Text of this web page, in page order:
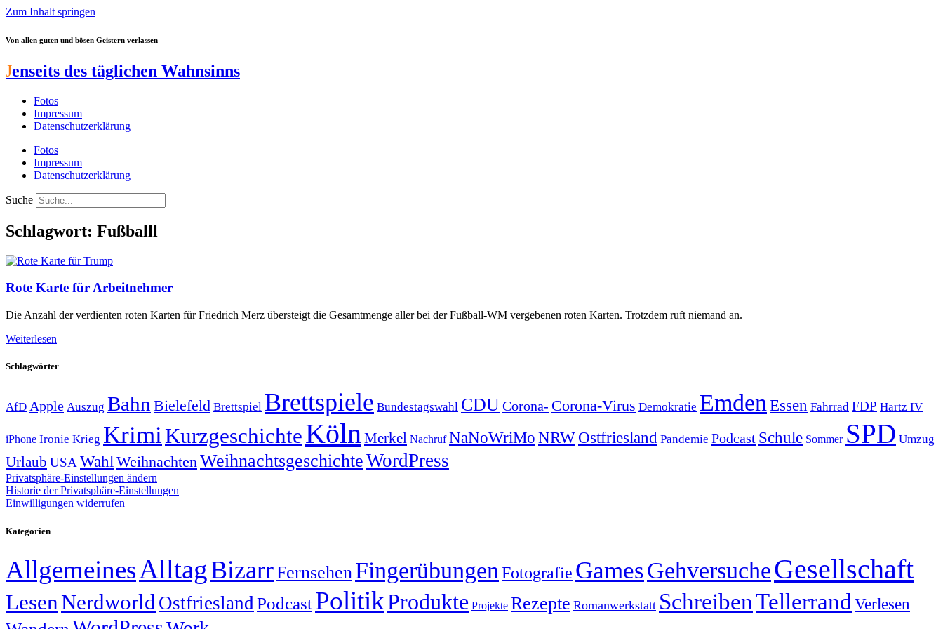
Zum Inhalt springen
Von allen guten und bösen Geistern verlassen
Jenseits des täglichen Wahnsinns
Fotos
Impressum
Datenschutzerklärung
Fotos
Impressum
Datenschutzerklärung
Suche
Schlagwort: Fußballl
Rote Karte für Arbeitnehmer
Die Anzahl der verdienten roten Karten für Friedrich Merz übersteigt die Gesamtmenge aller bei der Fußball-WM vergebenen roten Karten. Trotzdem ruft niemand an.
Weiterlesen
Schlagwörter
AfD Apple Auszug Bahn Bielefeld Brettspiel Brettspiele Bundestagswahl CDUCorona- Corona-Virus Demokratie EmdenEssen Fahrrad FDP Hartz IV
iPhone Ironie Krieg KrimiKurzgeschichteKölnMerkel Nachruf NaNoWriMo NRWOstfriesland Pandemie Podcast Schule Sommer SPD Umzug
Urlaub USAWahlWeihnachtenWeihnachtsgeschichteWordPress
Privatsphäre-Einstellungen ändern
Historie der Privatsphäre-Einstellungen
Einwilligungen widerrufen
Kategorien
AllgemeinesAlltagBizarrFernsehen Fingerübungen Fotografie GamesGehversucheGesellschaft
Lesen Nerdworld Ostfriesland PodcastPolitikProdukte Projekte Rezepte Romanwerkstatt SchreibenTellerrand Verlesen